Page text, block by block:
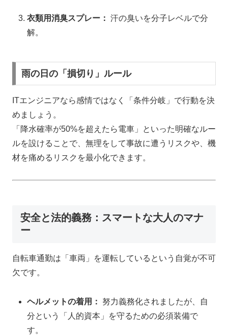
衣類用消臭スプレー： 汗の臭いを分子レベルで分
解。
雨の日の「損切り」ルール
ITエンジニアなら感情ではなく「条件分岐」で行動を決
めましょう。
「降水確率が50%を超えたら電車」といった明確なルー
ルを設けることで、無理をして事故に遭うリスクや、機
材を痛めるリスクを最小化できます。
安全と法的義務：スマートな大人のマナ
ー
自転車通勤は「車両」を運転しているという自覚が不可
欠です。
ヘルメットの着用：
努力義務化されましたが、自
分という「人的資本」を守るための必須装備で
す。